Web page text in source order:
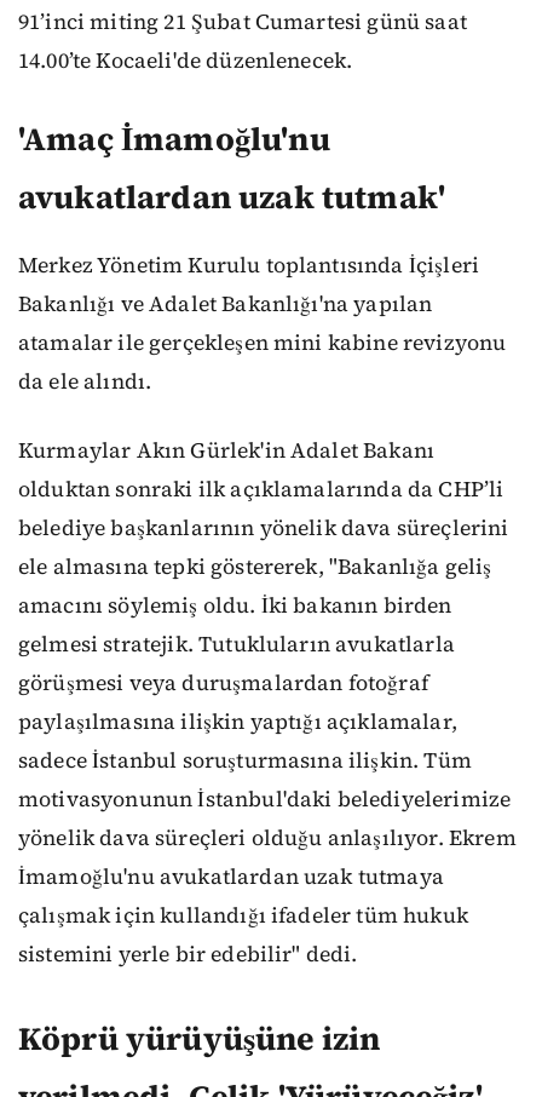
91’inci miting 21 Şubat Cumartesi günü saat
14.00’te Kocaeli'de düzenlenecek.
'Amaç İmamoğlu'nu
avukatlardan uzak tutmak'
Merkez Yönetim Kurulu toplantısında İçişleri
Bakanlığı ve Adalet Bakanlığı'na yapılan
atamalar ile gerçekleşen mini kabine revizyonu
da ele alındı.
Kurmaylar Akın Gürlek'in Adalet Bakanı
olduktan sonraki ilk açıklamalarında da CHP’li
belediye başkanlarının yönelik dava süreçlerini
ele almasına tepki göstererek, "Bakanlığa geliş
amacını söylemiş oldu. İki bakanın birden
gelmesi stratejik. Tutukluların avukatlarla
görüşmesi veya duruşmalardan fotoğraf
paylaşılmasına ilişkin yaptığı açıklamalar,
sadece İstanbul soruşturmasına ilişkin. Tüm
motivasyonunun İstanbul'daki belediyelerimize
yönelik dava süreçleri olduğu anlaşılıyor. Ekrem
İmamoğlu'nu avukatlardan uzak tutmaya
çalışmak için kullandığı ifadeler tüm hukuk
sistemini yerle bir edebilir" dedi.
Köprü yürüyüşüne izin